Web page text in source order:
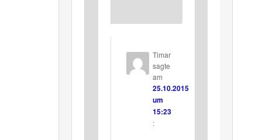
Timar
sagte
am
25.10.2015
um
15:23
: